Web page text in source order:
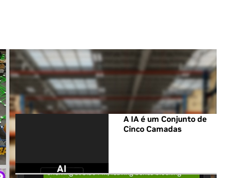
All NVIDIA News
A IA é um Conjunto de
Cinco Camadas